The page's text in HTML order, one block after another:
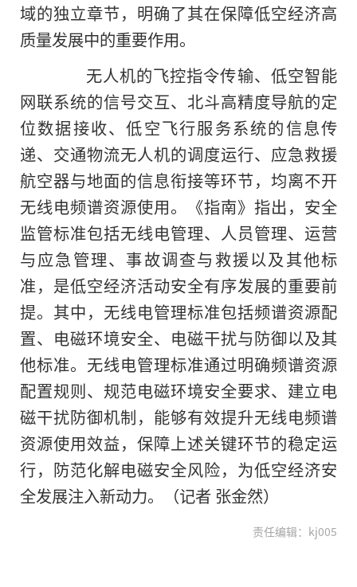
域的独立章节，明确了其在保障低空经济高
质量发展中的重要作用。
无人机的飞控指令传输、低空智能
网联系统的信号交互、北斗高精度导航的定
位数据接收、低空飞行服务系统的信息传
递、交通物流无人机的调度运行、应急救援
航空器与地面的信息衔接等环节，均离不开
无线电频谱资源使用。《指南》指出，安全
监管标准包括无线电管理、人员管理、运营
与应急管理、事故调查与救援以及其他标
准，是低空经济活动安全有序发展的重要前
提。其中，无线电管理标准包括频谱资源配
置、电磁环境安全、电磁干扰与防御以及其
他标准。无线电管理标准通过明确频谱资源
配置规则、规范电磁环境安全要求、建立电
磁干扰防御机制，能够有效提升无线电频谱
资源使用效益，保障上述关键环节的稳定运
行，防范化解电磁安全风险，为低空经济安
全发展注入新动力。（记者 张金然）
责任编辑：kj005